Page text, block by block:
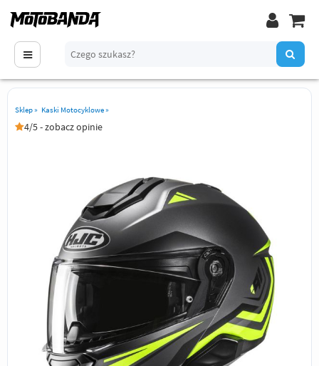
Sklep» Kaski Motocyklowe»
4/5 - zobacz opinie